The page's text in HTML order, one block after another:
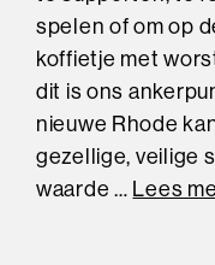
spelen of om op
koffietje met
dit is ons
nieuwe Rhode
gezellige, veilige
waarde … Lees